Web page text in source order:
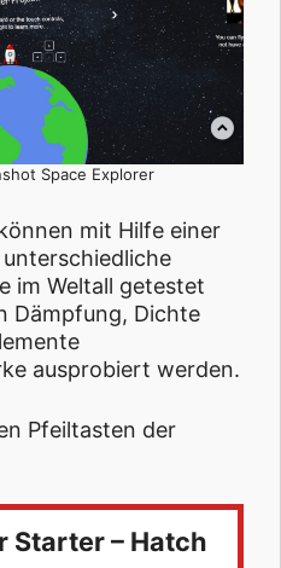
Space Explorer
mit Hilfe einer
im Weltall getestet
Dämpfung, Dichte
ausprobiert werden.
Pfeiltasten der
Starter – Hatch